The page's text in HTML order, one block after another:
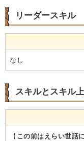
リーダースキル
なし
スキルとスキル
【 この前はえらい世話